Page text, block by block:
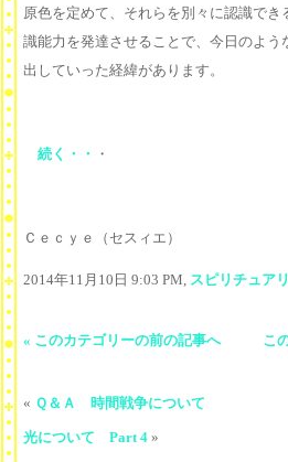
原色を定めて、それらを別々に認識で
識能力を発達させることで、今日のよう
出していった経緯があります。
続く・・ ・
Ｃｅｃｙｅ（セスィエ）
2014年11月10日 9:03 PM, スピリチュア
« このカテゴリーの前の記事へ こ
« Ｑ＆Ａ 時間戦争について
光について Part 4 »